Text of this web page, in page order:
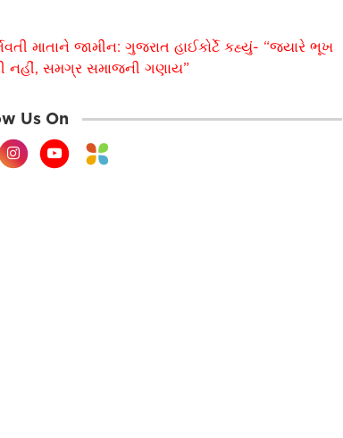
માતાને જામીન: ગુજરાત હાઈકોર્ટે કહ્યું- “જ્યારે ભૂખ
નહીં, સમગ્ર સમાજની ગણાય”
Us On